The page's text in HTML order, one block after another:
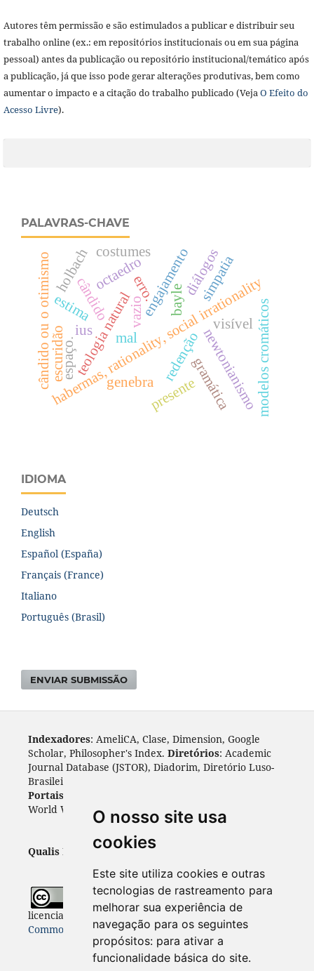
O nosso site usa
cookies
Este site utiliza cookies e outras
tecnologias de rastreamento para
melhorar sua experiência de
navegação para os seguintes
propósitos: para ativar a
funcionalidade básica do site.
Autores têm permissão e são estimulados a publicar e distribuir seu
trabalho online (ex.: em repositórios institucionais ou em sua página
pessoal) antes da publicação ou repositório institucional/temático após
a publicação, já que isso pode gerar alterações produtivas, bem como
aumentar o impacto e a citação do trabalho publicado (VejaO Efeito do
Acesso Livre).
PALAVRAS-CHAVE
habermas, rationality, social irrationality
mal
teologia natural
espaço.
vazio
newtonianismo
cândido engajamento
erro.
redenção
bayle
cândido ou o otimismo genebra
diálogos
gramática
octaedro
modelos cromáticos
visível
escuridão
presente
holbach
ius
estima
simpatia
costumes
IDIOMA
Deutsch
English
Español (España)
Français (France)
Italiano
Português (Brasil)
ENVIAR SUBMISSÃO
Indexadores: AmeliCA, Clase, Dimension, Google
Scholar, Philosopher's Index. Diretórios: Academic
Journal Database (JSTOR), Diadorim, Diretório Luso-
Brasileiro, DOAJ, Journal 4 free, ROAD, Socol@ar.
Portais
World Wide Science.
: Cite Factor, OAJI.
Qualis Periódicos - Capes: A1
Todo o conteúdo desta revista está
licenciado sob aLicençaInternacional Creative
Commons 4.0 (CC BY 4.0)